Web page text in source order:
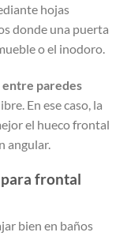
hojas
donde una puerta
o el inodoro.
entre paredes
En ese caso, la
el hueco frontal
angular.
frontal
bien en baños